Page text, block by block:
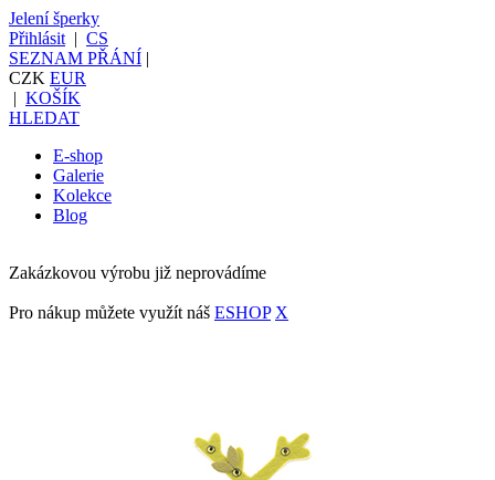
Jelení šperky
Přihlásit | CS
SEZNAM PŘÁNÍ |
CZK EUR
| KOŠÍK
HLEDAT
E-shop
Galerie
Kolekce
Blog
Zakázkovou výrobu již neprovádíme
Pro nákup můžete využít náš ESHOP X